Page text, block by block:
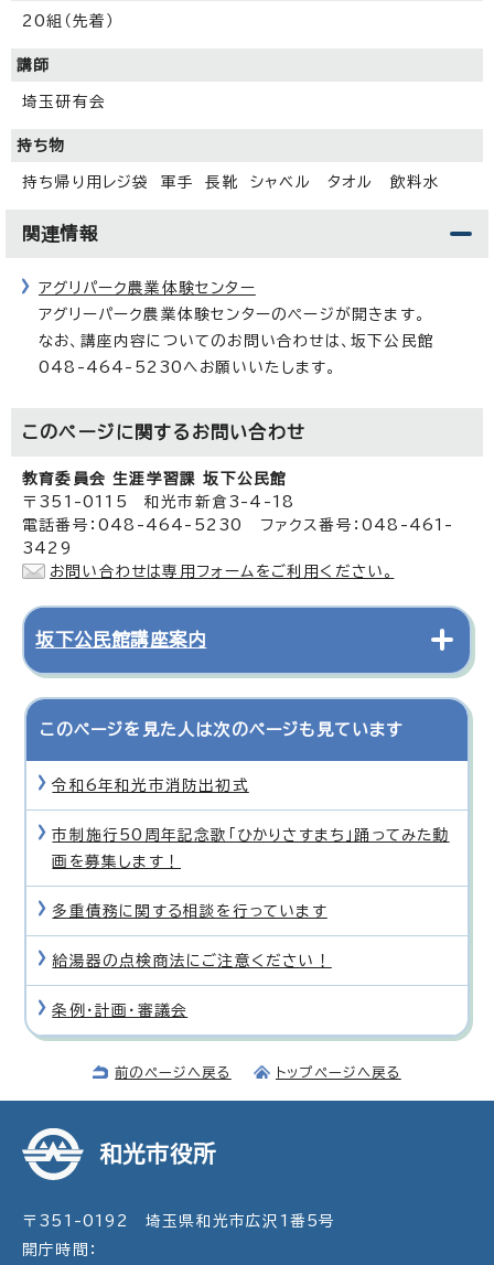
20組（先着）
講師
埼玉研有会
持ち物
持ち帰り用レジ袋 軍手 長靴 シャベル タオル 飲料水
関連情報
アグリパーク農業体験センター
アグリーパーク農業体験センターのページが開きます。
なお、講座内容についてのお問い合わせは、坂下公民館
048-464-5230へお願いいたします。
このページに関する お問い合わせ
教育委員会 生涯学習課 坂下公民館
〒351-0115 和光市新倉3-4-18
電話番号：048-464-5230 ファクス番号：048-461-
3429
お問い合わせは専用フォームをご利用ください。
坂下公民館講座案内
このページを見た人は次のページも見ています
令和6年和光市消防出初式
市制施行50周年記念歌「ひかりさすまち」踊ってみた動
画を募集します！
多重債務に関する相談を行っています
給湯器の点検商法にご注意ください！
条例・計画・審議会
前のページへ戻る トップページへ戻る
和光市役所
〒351-0192 埼玉県和光市広沢1番5号
開庁時間：